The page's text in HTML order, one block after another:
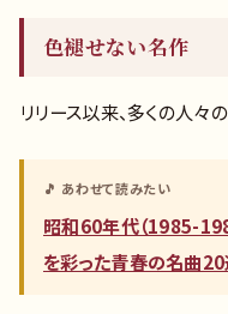
色褪せない名作
リリース以来、多くの人々
🎵 あわせて読みたい
昭和60年代（1985-
を彩った青春の名曲